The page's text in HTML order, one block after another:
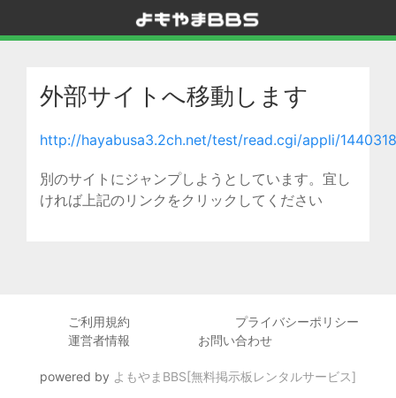
外部サイトへ移動します
http://hayabusa3.2ch.net/test/read.cgi/appli/
別のサイトにジャンプしようとしています。宜し
ければ上記のリンクをクリックしてください
ご利用規約
プライバシーポリシー
運営者情報
お問い合わせ
powered by よもやまBBS[無料掲示板レンタルサービス]